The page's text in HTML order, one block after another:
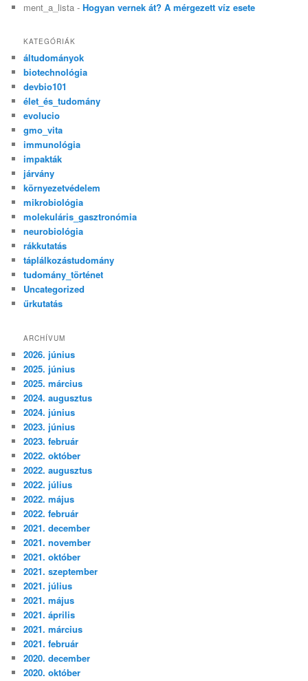
ment_a_lista -Hogyan vernek át? A mérgezett víz esete
KATEGÓRIÁK
áltudományok
biotechnológia
devbio101
élet_és_tudomány
evolucio
gmo_vita
immunológia
impakták
járvány
környezetvédelem
mikrobiológia
molekuláris_gasztronómia
neurobiológia
rákkutatás
táplálkozástudomány
tudomány_történet
Uncategorized
űrkutatás
ARCHÍVUM
2026. június
2025. június
2025. március
2024. augusztus
2024. június
2023. június
2023. február
2022. október
2022. augusztus
2022. július
2022. május
2022. február
2021. december
2021. november
2021. október
2021. szeptember
2021. július
2021. május
2021. április
2021. március
2021. február
2020. december
2020. október